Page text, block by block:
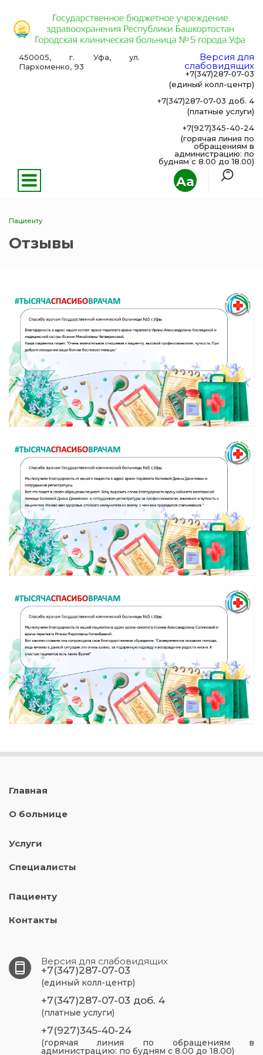
Aa
450005, г. Уфа, ул.
Пархоменко, 93
Версия для
слабовидящих
+7(347)287-07-03
(единый колл-центр)
+7(347)287-07-03 доб. 4
(платные услуги)
+7(927)345-40-24
(горячая линия по
обращениям в
администрацию: по
будням с 8.00 до 18.00)
Пациенту
Отзывы
Главная
О больнице
Услуги
Специалисты
Пациенту
Контакты
Версия для слабовидящих
+7(347)287-07-03
(единый колл-центр)
+7(347)287-07-03 доб. 4
(платные услуги)
+7(927)345-40-24
(горячая линия по обращениям в
администрацию: по будням с 8.00 до 18.00)